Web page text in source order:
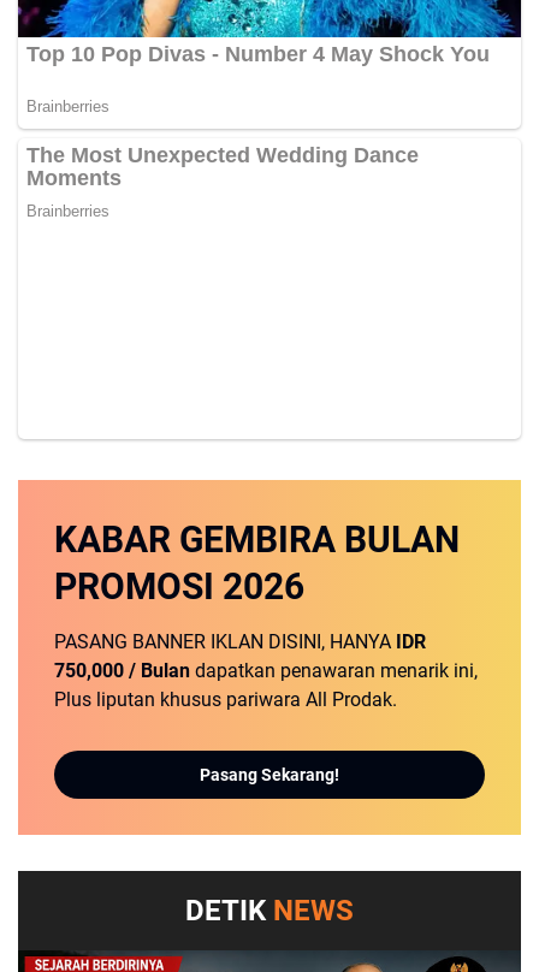
KABAR GEMBIRA BULAN
PROMOSI 2026
PASANG BANNER IKLAN DISINI, HANYA IDR
750,000 / Bulan dapatkan penawaran menarik ini,
Plus liputan khusus pariwara All Prodak.
Pasang Sekarang!
DETIK NEWS